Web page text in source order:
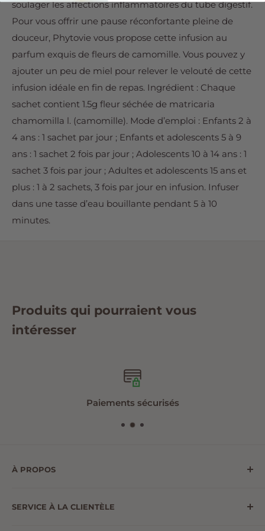
soulager les affections inflammatoires du tube digestif.
Pour vous offrir une pause réconfortante pleine de
douceur, Phytovie vous propose cette infusion au
parfum exquis de fleurs de camomille. Vous pouvez y
ajouter un peu de miel pour relever le velouté de cette
infusion idéale en fin de repas. Ingrédient : Chaque
sachet contient 1.5g fleur séchée de matricaria
chamomilla l. (camomille). Mode d’emploi : Enfants 2 à
4 ans : 1 sachet par jour ; Enfants et adolescents 5 à 9
ans : 1 sachet 2 fois par jour ; Adolescents 10 à 14 ans : 1
sachet 3 fois par jour ; Adultes et adolescents 15 ans et
plus : 1 à 2 sachets, 3 fois par jour en infusion. Infuser
dans une tasse d’eau bouillante pendant 5 à 10
minutes.
Produits qui pourraient vous
intéresser
Paiements sécurisés
À PROPOS
distribution québécoise qui existe depuis 35 ans.
SERVICE À LA CLIENTÈLE